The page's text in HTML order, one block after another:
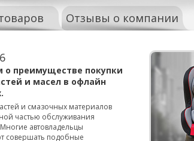
Отзывы о компании
о преимуществе покупки
и масел в офлайн
и смазочных материалов
частью обслуживания
автовладельцы
совершать подобные